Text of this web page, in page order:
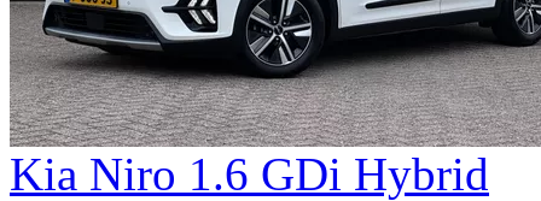
Kia Niro 1.6 GDi Hybrid